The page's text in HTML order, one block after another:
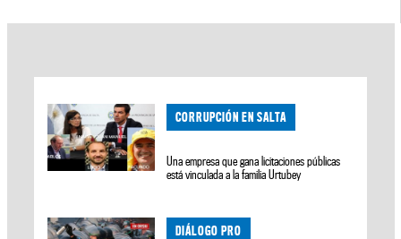
CORRUPCIÓN EN SALTA
Una empresa que gana licitaciones públicas
está vinculada a la familia Urtubey
DIÁLOGO PRO